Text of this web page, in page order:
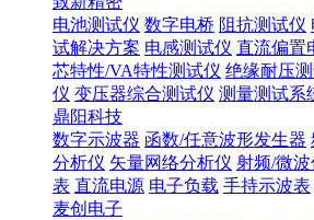
电池测试仪 数字电桥 阻抗测试仪
试解决方案 电感测试仪 直流偏置
芯特性/VA特性测试仪 绝缘耐压
仪 变压器综合测试仪 测量测试系
鼎阳科技
数字示波器 函数/任意波形发生器
分析仪 矢量网络分析仪 射频/微
表 直流电源 电子负载 手持示波表
麦创电子